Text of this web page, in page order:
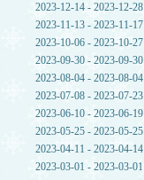
2023-12-14 - 2023-12-28
2023-11-13 - 2023-11-17
2023-10-06 - 2023-10-27
2023-09-30 - 2023-09-30
2023-08-04 - 2023-08-04
2023-07-08 - 2023-07-23
2023-06-10 - 2023-06-19
2023-05-25 - 2023-05-25
2023-04-11 - 2023-04-14
2023-03-01 - 2023-03-01